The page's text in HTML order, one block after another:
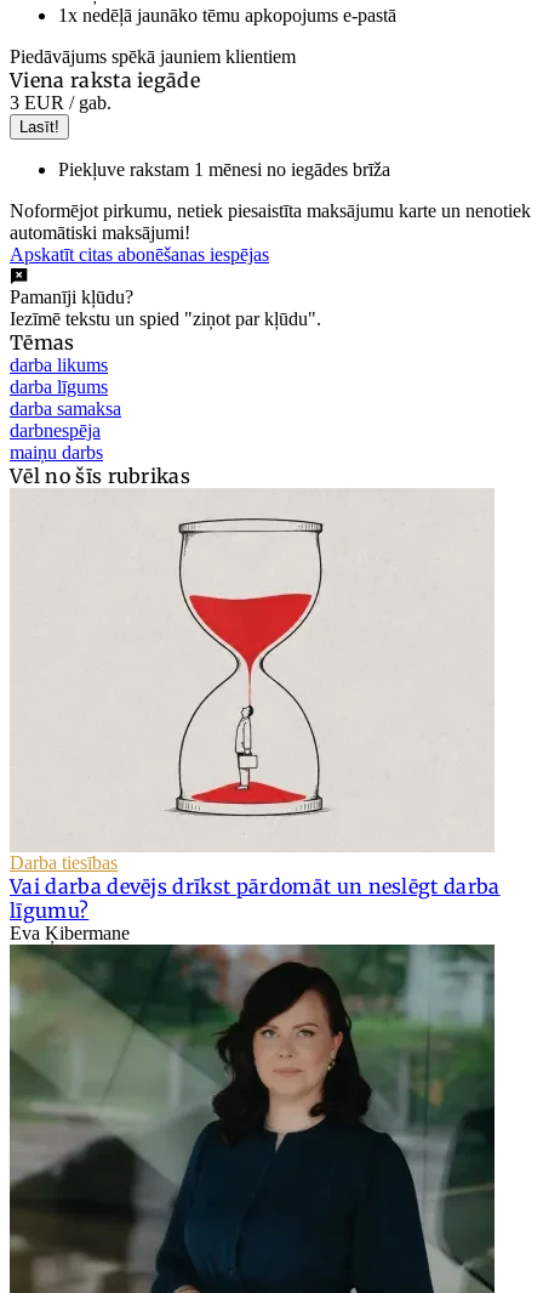
1x nedēļā jaunāko tēmu apkopojums e-pastā
Piedāvājums spēkā jauniem klientiem
Viena raksta iegāde
3 EUR / gab.
Lasīt!
Piekļuve rakstam 1 mēnesi no iegādes brīža
Noformējot pirkumu, netiek piesaistīta maksājumu karte un nenotiek
automātiski maksājumi!
Apskatīt citas abonēšanas iespējas
Pamanīji kļūdu?
Iezīmē tekstu un spied "ziņot par kļūdu".
Tēmas
darba likums
darba līgums
darba samaksa
darbnespēja
maiņu darbs
Vēl no šīs rubrikas
Darba tiesības
Vai darba devējs drīkst pārdomāt un neslēgt darba
līgumu?
Eva Ķibermane